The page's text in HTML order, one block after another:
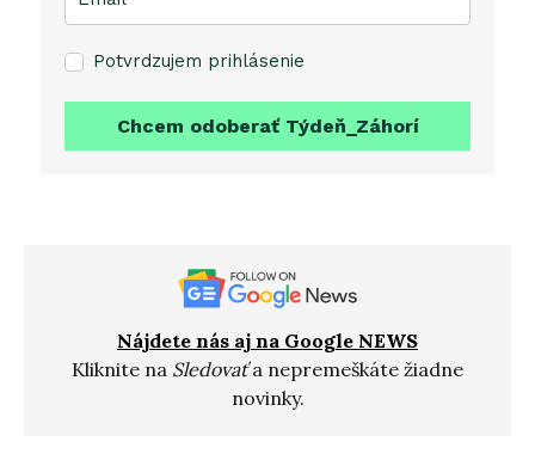
Potvrdzujem prihlásenie
Chcem odoberať Týdeň_Záhorí
Nájdete nás aj na Google NEWS
Kliknite na Sledovaťa nepremeškáte žiadne
novinky.